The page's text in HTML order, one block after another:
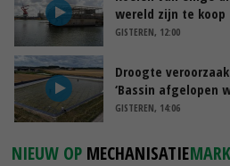
wereld zijn te koop
GISTEREN, 12:00
Droogte
‘Bassin afgelopen
GISTEREN, 14:06
NIEUW OP MECHANISATIE